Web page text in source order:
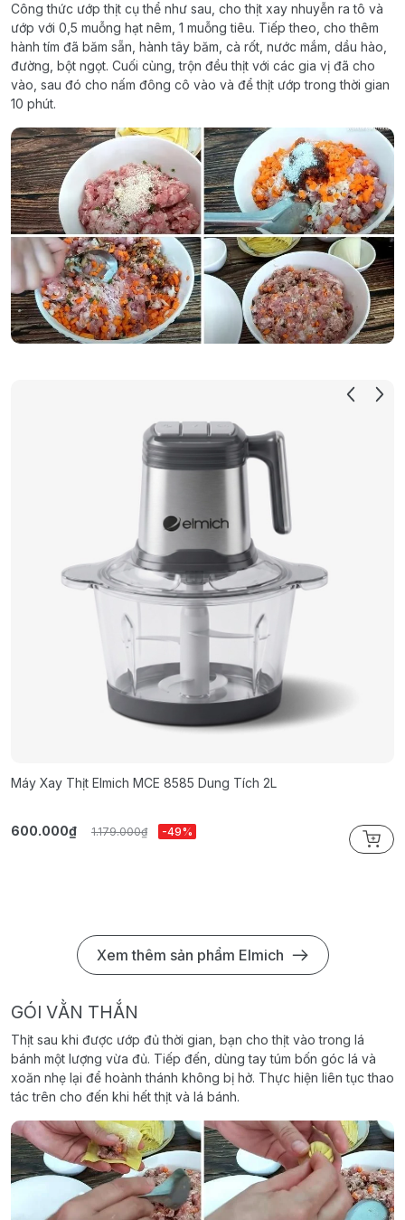
Công thức ướp thịt cụ thể như sau, cho thịt xay nhuyễn ra tô và
ướp với 0,5 muỗng hạt nêm, 1 muỗng tiêu. Tiếp theo, cho thêm
hành tím đã băm sẵn, hành tây băm, cà rốt, nước mắm, dầu hào,
đường, bột ngọt. Cuối cùng, trộn đều thịt với các gia vị đã cho
vào, sau đó cho nấm đông cô vào và để thịt ướp trong thời gian
10 phút.
Máy Xay Thịt Elmich MCE 8585 Dung Tích 2L
600.000₫ 1.179.000₫ -49%
Xem thêm sản phẩm Elmich
GÓI VẰN THẮN
Thịt sau khi được ướp đủ thời gian, bạn cho thịt vào trong lá
bánh một lượng vừa đủ. Tiếp đến, dùng tay túm bốn góc lá và
xoăn nhẹ lại để hoành thánh không bị hở. Thực hiện liên tục thao
tác trên cho đến khi hết thịt và lá bánh.